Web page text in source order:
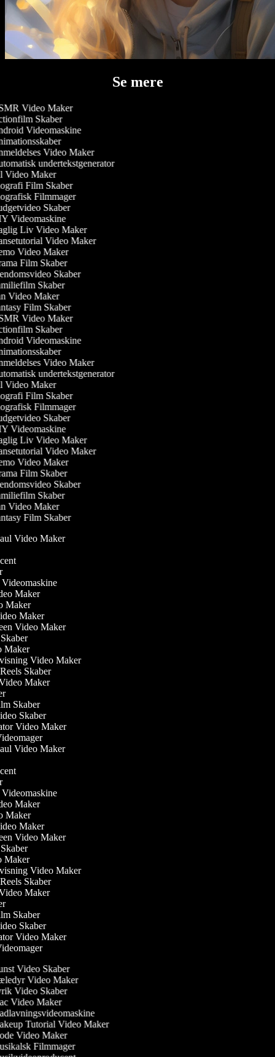
Se mere
Video Maker
Skaber
Videomaskine
Video Maker
undertekstgenerator
Maker
Film Skaber
Filmmager
Skaber
Videomaskine
Liv Video Maker
Video Maker
Video Maker
Film Skaber
Skaber
Skaber
Video Maker
Film Skaber
Video Maker
Skaber
Videomaskine
Video Maker
undertekstgenerator
Maker
Film Skaber
Filmmager
Skaber
Videomaskine
Liv Video Maker
Video Maker
Video Maker
Film Skaber
Skaber
Skaber
Video Maker
Film Skaber
Video Maker
Videomaskine
Maker
Maker
Maker
Video Maker
Maker
Video Maker
Reels Skaber
Maker
Skaber
Skaber
Video Maker
Video Maker
Videomaskine
Maker
Maker
Maker
Video Maker
Maker
Video Maker
Reels Skaber
Maker
Skaber
Skaber
Video Maker
Video Skaber
Video Maker
Video Skaber
Video Maker
Tutorial Video Maker
Video Maker
Filmmager